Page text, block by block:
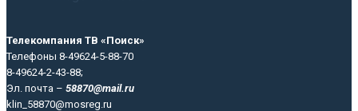
Телекомпания ТВ «Поиск»
Телефоны 8-49624-5-88-70
8-49624-2-43-88;
Эл. почта – 58870@mail.ru
klin_58870@mosreg.ru